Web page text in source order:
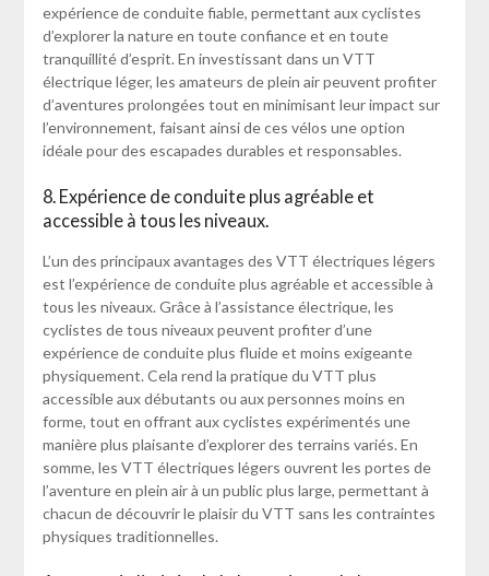
expérience de conduite fiable, permettant aux cyclistes
d’explorer la nature en toute confiance et en toute
tranquillité d’esprit. En investissant dans un VTT
électrique léger, les amateurs de plein air peuvent profiter
d’aventures prolongées tout en minimisant leur impact sur
l’environnement, faisant ainsi de ces vélos une option
idéale pour des escapades durables et responsables.
8. Expérience de conduite plus agréable et
accessible à tous les niveaux.
L’un des principaux avantages des VTT électriques légers
est l’expérience de conduite plus agréable et accessible à
tous les niveaux. Grâce à l’assistance électrique, les
cyclistes de tous niveaux peuvent profiter d’une
expérience de conduite plus fluide et moins exigeante
physiquement. Cela rend la pratique du VTT plus
accessible aux débutants ou aux personnes moins en
forme, tout en offrant aux cyclistes expérimentés une
manière plus plaisante d’explorer des terrains variés. En
somme, les VTT électriques légers ouvrent les portes de
l’aventure en plein air à un public plus large, permettant à
chacun de découvrir le plaisir du VTT sans les contraintes
physiques traditionnelles.